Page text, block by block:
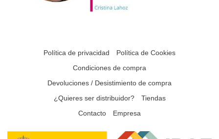
Política de privacidad
Política de Cookies
Condiciones de compra
Devoluciones / Desistimiento de compra
¿Quieres ser distribuidor?
Tiendas
Contacto
Empresa